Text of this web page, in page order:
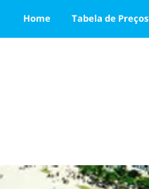
Home Tabela de Preços